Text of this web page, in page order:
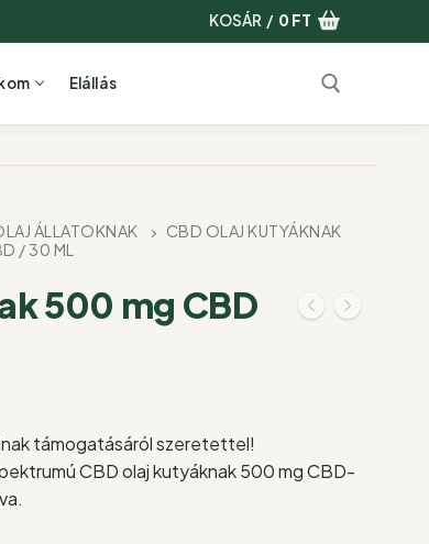
KOSÁR / 0 FT
Elállás
ÁLLATOKNAK
CBD OLAJ KUTYÁKNAK
/ 30 ML
500 mg CBD
támogatásáról szeretettel!
CBD olaj kutyáknak 500 mg CBD-